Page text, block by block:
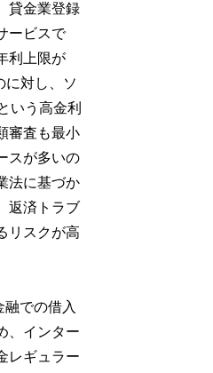
貸金業登録
ービスで
利上限が
に対し、ソ
いう高金利
審査も最小
スが多いの
法に基づか
返済トラブ
リスクが高
融での借入
、インター
レギュラー